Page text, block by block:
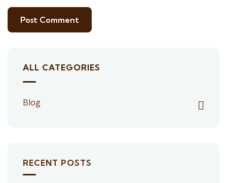
ALL CATEGORIES
Blog
RECENT POSTS